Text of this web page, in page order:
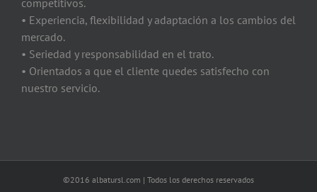
• Experiencia, flexibilidad y adaptación a los cambios del
mercado.
• Seriedad y responsabilidad en el trato.
• Orientados a que el cliente quedes satisfecho con
nuestro servicio.
©2016 albatursl.com | Todos los derechos reservados